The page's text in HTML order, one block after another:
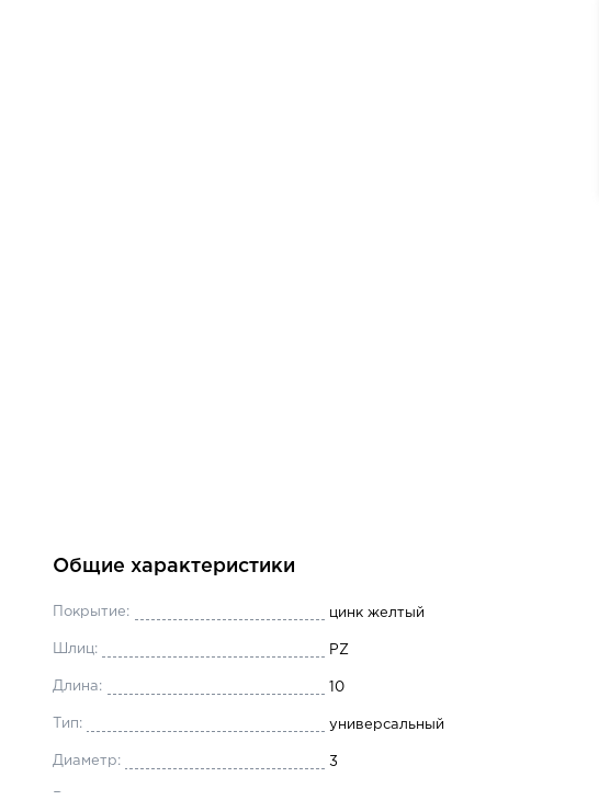
Общие характеристики
Покрытие: цинк желтый
Шлиц: PZ
Длина: 10
Тип: универсальный
Диаметр: 3